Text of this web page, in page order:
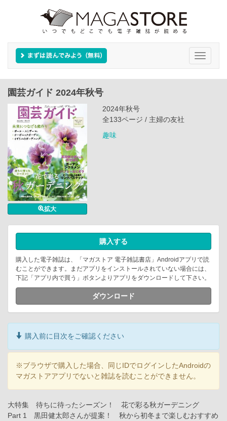
Toggle
園芸ガイド 2024年秋号
拡大
2024年秋号
全133ページ / 主婦の友社
趣味
購入する
購入した電子雑誌は、「マガストア 電子雑誌書店」Androidアプリで読
むことができます。まだアプリをインストールされていない場合には、
下記「アプリ内で買う」ボタンよりアプリをダウンロードして下さい。
ダウンロード
購入前に目次をご確認ください
※ブラウザで購入した場合、同じIDでログインしたAndroidの
マガストアアプリでないと雑誌を読むことができません。
大特集 待ちに待ったシーズン！ 花で彩る秋ガーデニング
Part 1 黒田健太郎さんが提案！ 秋から初冬まで楽しむおすすめ